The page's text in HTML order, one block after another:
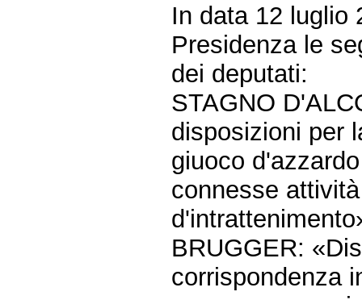
In data 12 luglio
Presidenza le
dei deputati:
STAGNO
disposizioni per
giuoco
connesse
BRUGGER:
corrispondenza